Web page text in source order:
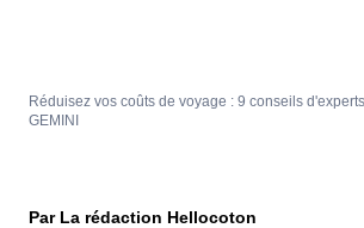
Réduisez vos coûts de voyage : 9 conseils
GEMINI
Par La rédaction Hellocoton